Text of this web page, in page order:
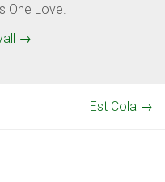
One Love.
→
Est Cola →